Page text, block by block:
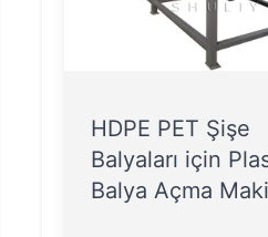
HDPE PET Şişe
Balyaları için
Balya Açma